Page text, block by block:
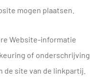
mogen plaatsen.
Website-informatie
of onderschrijving
site van de linkpartij.